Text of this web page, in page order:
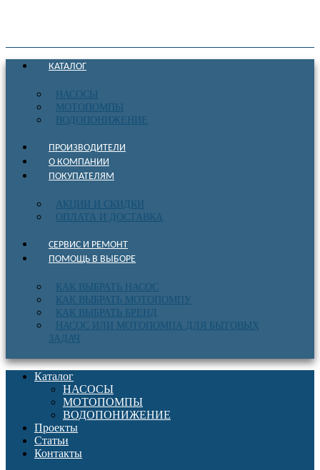
КАТАЛОГ
НАСОСЫ
МОТОПОМПЫ
ВОДОПОНИЖЕНИЕ
ПРОИЗВОДИТЕЛИ
О КОМПАНИИ
ПОКУПАТЕЛЯМ
АКЦИИ И СКИДКИ
ОПЛАТА И ДОСТАВКА
СЕРВИС И РЕМОНТ
ПОМОЩЬ В ВЫБОРЕ
КАК ВЫБРАТЬ НАСОС
КАК ВЫБРАТЬ МОТОПОМПУ
КАК ВЫБРАТЬ БРЕНД
НАСОС ИЛИ МОТОПОМПА ДЛЯ БЫТОВЫХ
ЗАДАЧ
Каталог
НАСОСЫ
МОТОПОМПЫ
ВОДОПОНИЖЕНИЕ
Проекты
Статьи
Контакты